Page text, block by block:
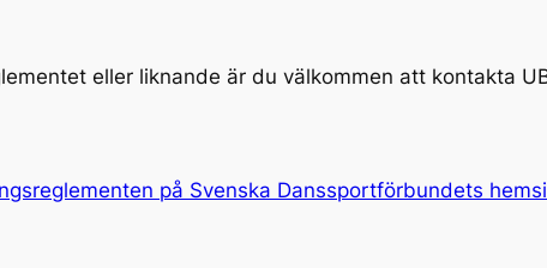
eller liknande är du välkommen att kontakta
på Svenska Danssportförbundets